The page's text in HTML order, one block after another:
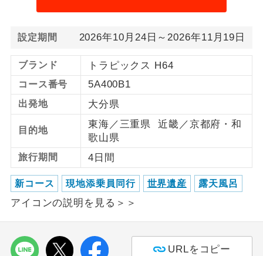
設定期間 2026年10月24日～2026年11月19日
ブランド トラピックス H64
コース番号 5A400B1
出発地 大分県
目的地
東海／三重県 近畿／京都府・和
歌山県
旅行期間 4日間
新コース 現地添乗員同行 世界遺産 露天風呂
アイコンの説明を見る＞＞
URLをコピー
2名様催行
加限定
スです。
1名様1室同代
金
1名様1室利用でも追加料金がかからない
コースです。
ご夫婦限定
ご夫婦限定でご参加いただけるコースで
す。
女性限定
女性限定でご参加いただけるコースで
す。
年齢制限あり
ご参加にあたり年齢に制限があるコース
航空会社指定
利用航空会社が指定なので、ご出発の計
画にとても便利です。